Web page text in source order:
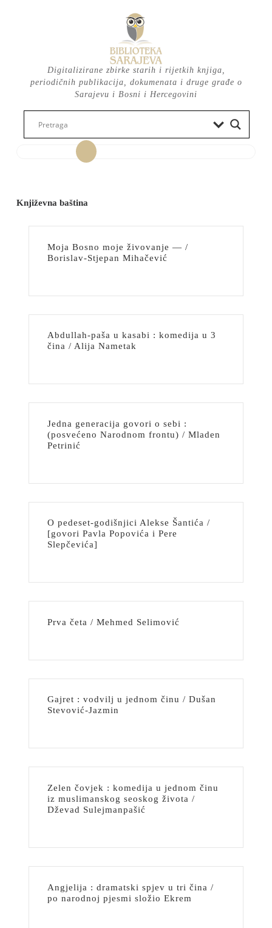
Digitalizirane zbirke starih i rijetkih knjiga,
periodičnih publikacija, dokumenata i druge građe o
Sarajevu i Bosni i Hercegovini
Open
Književna baština
Moja Bosno moje živovanje — /
Borislav-Stjepan Mihačević
Abdullah-paša u kasabi : komedija u 3
čina / Alija Nametak
Jedna generacija govori o sebi :
(posvećeno Narodnom frontu) / Mladen
Petrinić
O pedeset-godišnjici Alekse Šantića /
[govori Pavla Popovića i Pere
Slepčevića]
Prva četa / Mehmed Selimović
Gajret : vodvilj u jednom činu / Dušan
Stevović-Jazmin
Zelen čovjek : komedija u jednom činu
iz muslimanskog seoskog života /
Dževad Sulejmanpašić
Angjelija : dramatski spjev u tri čina /
po narodnoj pjesmi složio Ekrem